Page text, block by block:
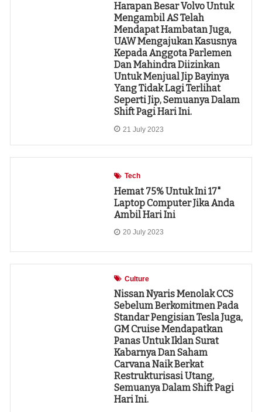
Harapan Besar Volvo Untuk
Mengambil AS Telah
Mendapat Hambatan Juga,
UAW Mengajukan Kasusnya
Kepada Anggota Parlemen
Dan Mahindra Diizinkan
Untuk Menjual Jip Bayinya
Yang Tidak Lagi Terlihat
Seperti Jip, Semuanya Dalam
Shift Pagi Hari Ini.
21 July 2023
Tech
Hemat 75% Untuk Ini 17"
Laptop Computer Jika Anda
Ambil Hari Ini
20 July 2023
Culture
Nissan Nyaris Menolak CCS
Sebelum Berkomitmen Pada
Standar Pengisian Tesla Juga,
GM Cruise Mendapatkan
Panas Untuk Iklan Surat
Kabarnya Dan Saham
Carvana Naik Berkat
Restrukturisasi Utang,
Semuanya Dalam Shift Pagi
Hari Ini.